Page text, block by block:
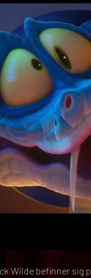
Wilde befinner sig